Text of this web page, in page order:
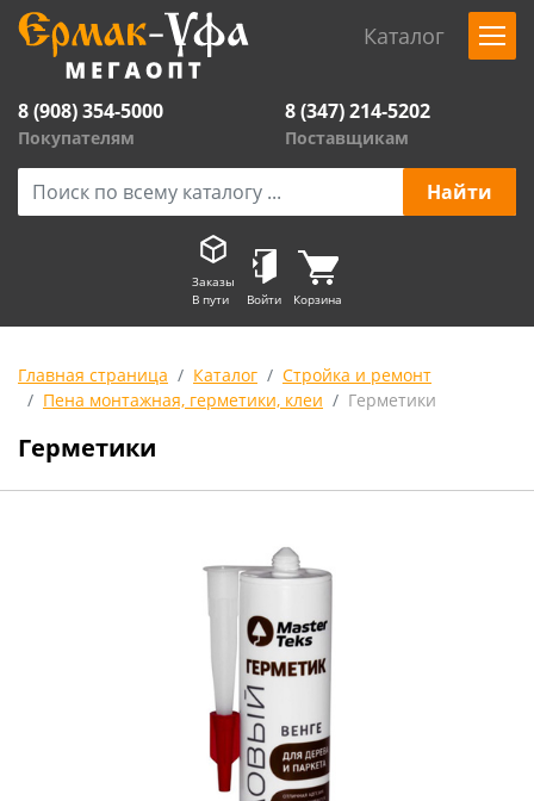
Каталог
8 (908) 354-5000
Покупателям
8 (347) 214-5202
Поставщикам
Заказы
В пути
Войти Корзина
Главная страница Каталог
Стройка и ремонт
Пена монтажная, герметики, клеи
Герметики
Герметики